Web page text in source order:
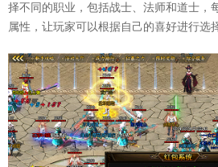
择不同的职业，包括战士、法师和道士，
属性，让玩家可以根据自己的喜好进行选